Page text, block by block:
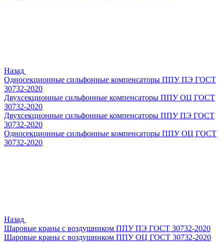
Назад
Односекционные сильфонные компенсаторы ППУ ПЭ ГОСТ
30732-2020
Двухсекционные сильфонные компенсаторы ППУ ОЦ ГОСТ
30732-2020
Двухсекционные сильфонные компенсаторы ППУ ПЭ ГОСТ
30732-2020
Односекционные сильфонные компенсаторы ППУ ОЦ ГОСТ
30732-2020
Назад
Шаровые краны с воздушником ППУ ПЭ ГОСТ 30732-2020
Шаровые краны с воздушником ППУ ОЦ ГОСТ 30732-2020